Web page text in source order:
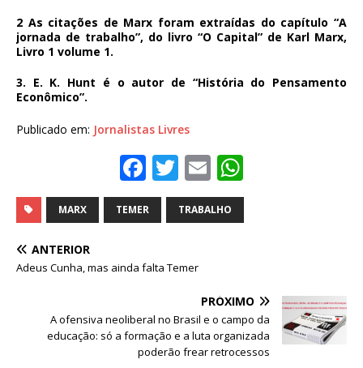
2 As citações de Marx foram extraídas do capítulo “A
jornada de trabalho”, do livro “O Capital” de Karl Marx,
Livro 1 volume 1.
3. E. K. Hunt é o autor de “História do Pensamento
Econômico”.
Publicado em: Jornalistas Livres
F
a
c
b
o
k
T
w
it
r
E
m
ai at
p
p
MARX TEMER TRABALHO
ANTERIOR
Adeus Cunha, mas ainda falta Temer
PRÓXIMO
A ofensiva neoliberal no Brasil e o campo da
educação: só a formação e a luta organizada
poderão frear retrocessos